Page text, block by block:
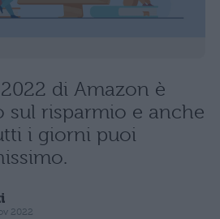
di Amazon è
sul risparmio e anche
i giorni puoi
2022